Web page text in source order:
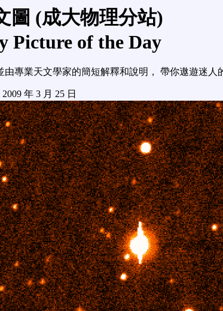
圖 (成大物理分站)
Picture of the Day
專業天文學家的簡短解釋和說明， 帶你遨遊迷人
2009 年 3 月 25 日